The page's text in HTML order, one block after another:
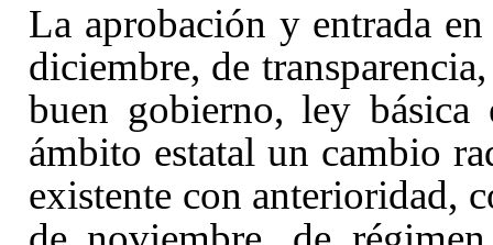
La aprobación y entrada
diciembre, de
buen gobierno, ley básica
ámbito estatal un cambio
existente con anterioridad,